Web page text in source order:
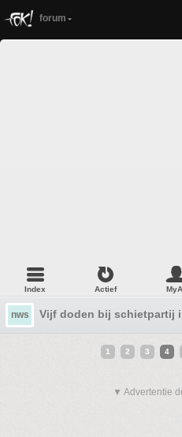
forum
Index Actief
nws Vijf doden bij schietpartij
1 2 3 4
▼ Advertentie